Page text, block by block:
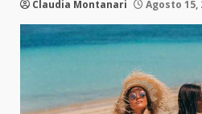
Claudia Montanari Agosto 15,